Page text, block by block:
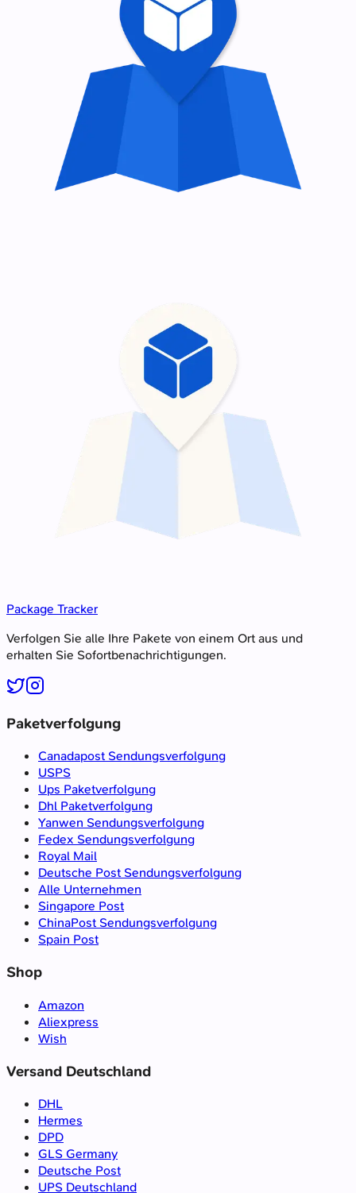
Package Tracker
Verfolgen Sie alle Ihre Pakete von einem Ort aus und
erhalten Sie Sofortbenachrichtigungen.
Paketverfolgung
Canadapost Sendungsverfolgung
USPS
Ups Paketverfolgung
Dhl Paketverfolgung
Yanwen Sendungsverfolgung
Fedex Sendungsverfolgung
Royal Mail
Deutsche Post Sendungsverfolgung
Alle Unternehmen
Singapore Post
ChinaPost Sendungsverfolgung
Spain Post
Shop
Amazon
Aliexpress
Wish
Versand Deutschland
DHL
Hermes
DPD
GLS Germany
Deutsche Post
UPS Deutschland